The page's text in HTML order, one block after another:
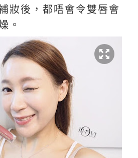
妝後，都唔會令雙唇會
。